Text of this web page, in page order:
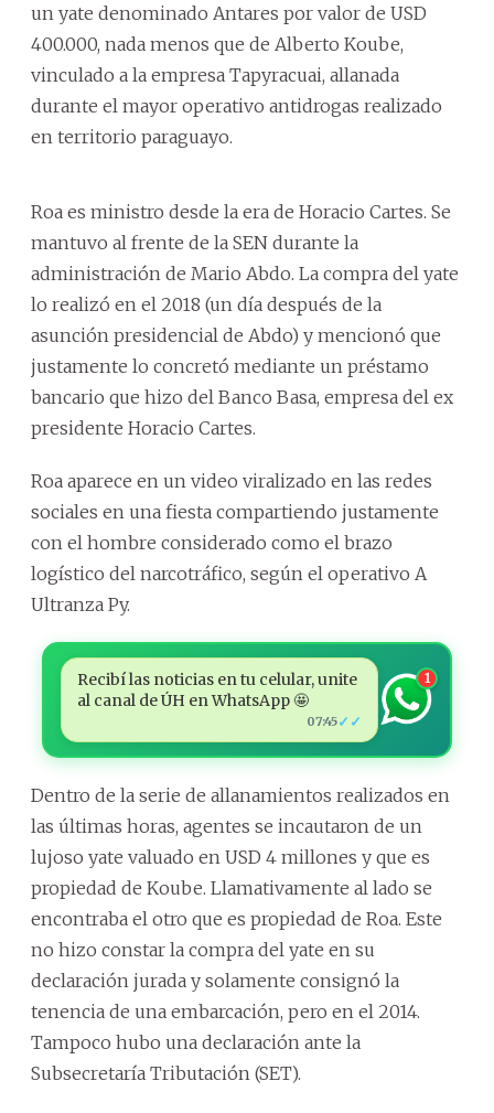
un yate denominado Antares por valor de USD
400.000, nada menos que de Alberto Koube,
vinculado a la empresa Tapyracuai, allanada
durante el mayor operativo antidrogas realizado
en territorio paraguayo.
Roa es ministro desde la era de Horacio Cartes. Se
mantuvo al frente de la SEN durante la
administración de Mario Abdo. La compra del yate
lo realizó en el 2018 (un día después de la
asunción presidencial de Abdo) y mencionó que
justamente lo concretó mediante un préstamo
bancario que hizo del Banco Basa, empresa del ex
presidente Horacio Cartes.
Roa aparece en un video viralizado en las redes
sociales en una fiesta compartiendo justamente
con el hombre considerado como el brazo
logístico del narcotráfico, según el operativo A
Ultranza Py.
Recibí las noticias en tu celular, unite
al canal de ÚH en WhatsApp 🤩
07:45✓✓
1
Dentro de la serie de allanamientos realizados en
las últimas horas, agentes se incautaron de un
lujoso yate valuado en USD 4 millones y que es
propiedad de Koube. Llamativamente al lado se
encontraba el otro que es propiedad de Roa. Este
no hizo constar la compra del yate en su
declaración jurada y solamente consignó la
tenencia de una embarcación, pero en el 2014.
Tampoco hubo una declaración ante la
Subsecretaría Tributación (SET).